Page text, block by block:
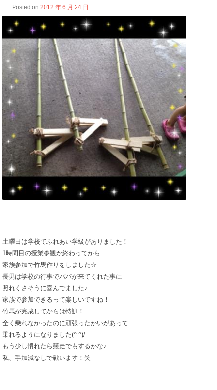
Posted on 2012 年 6 月 24 日
土曜日は学校でふれあい学級がありました！
1時間目の授業参観が終わってから
家族参加で竹馬作りをしました☆
長男は学校の行事でパパが来てくれた事に
照れくさそうに喜んでました♪
家族で参加できるって楽しいですね！
竹馬が完成してからは特訓！
全く乗れなかったのに頑張ったかいがあって
乗れるようになりました(^-^)/
もう少し慣れたら競走でもするかな♪
私、手加減なしで戦います！笑